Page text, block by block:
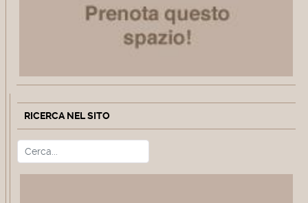
RICERCA NEL SITO
Cerca Type 2 or more characters for